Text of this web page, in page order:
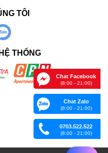
TÔI
THỐNG
Chat Facebook
(8:00 - 21:00)
Chat Zalo
(8:00 - 21:00)
0703.522.522
(8:00 - 21:00)